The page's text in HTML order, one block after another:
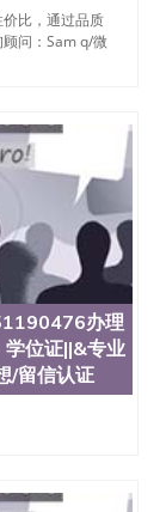
比，通过品质
问：Sam q/微
办理
学位证||&专业
/留信认证